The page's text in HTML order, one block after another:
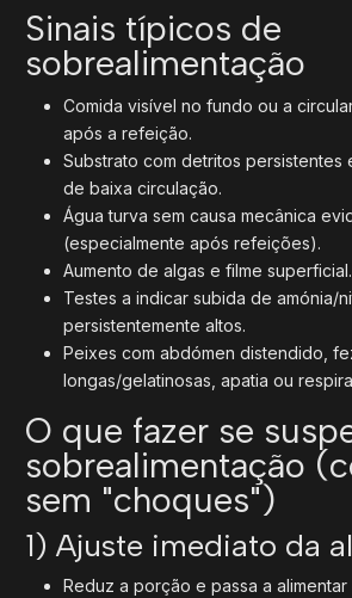
Sinais típicos de
sobrealimentação
Comida visível no fundo ou a
após a refeição.
Substrato com detritos persistentes
de baixa circulação.
Água turva sem causa mecânica
(especialmente após refeições).
Aumento de algas e filme superficial.
Testes a indicar subida de amónia/
persistentemente altos.
Peixes com abdómen distendido,
longas/gelatinosas, apatia ou
O que fazer se
sobrealimentação
sem "choques")
1) Ajuste imediato da
Reduz a porção e passa a alimentar